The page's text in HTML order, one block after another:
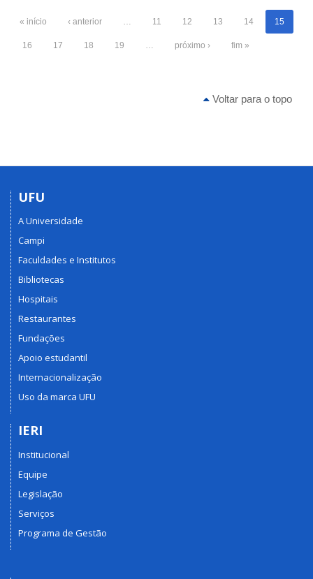
« início ‹ anterior … 11 12 13 14 15
16 17 18 19 … próximo › fim »
Voltar para o topo
UFU
A Universidade
Campi
Faculdades e Institutos
Bibliotecas
Hospitais
Restaurantes
Fundações
Apoio estudantil
Internacionalização
Uso da marca UFU
IERI
Institucional
Equipe
Legislação
Serviços
Programa de Gestão